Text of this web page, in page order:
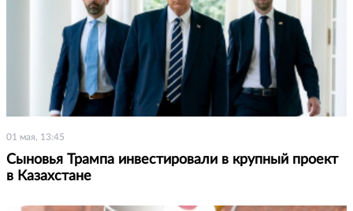
01 мая, 13:45
Сыновья Трампа инвестировали в крупный проект
в Казахстане